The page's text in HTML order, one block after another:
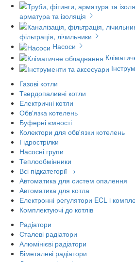
арматура та ізоляція
фільтрація, лічильники
Насоси
Газові котли
Твердопаливні котли
Електричні котли
Обв'язка котелень
Буферні ємності
Колектори для обв'язки котелень
Гідрострілки
Насосні групи
Теплообмінники
Всі підкатегорії →
Автоматика для систем опалення
Автоматика для котла
Електронні регулятори ECL і
Комплектуючі до котлів
Радіатори
Сталеві радіатори
Алюмінієві радіатори
Біметалеві радіатори